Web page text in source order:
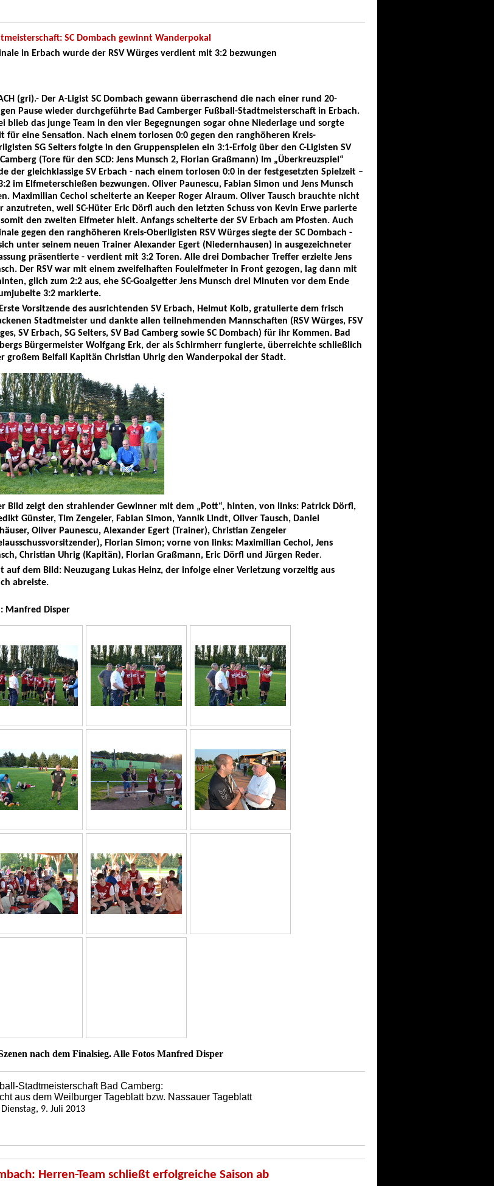
SC Dombach gewinnt Wanderpokal
in Erbach wurde der RSV Würges verdient mit 3:2 bezwungen
(gri).- Der A-Ligist SC Dombach gewann überraschend die nach einer rund 20-
Pause wieder durchgeführte Bad Camberger Fußball-Stadtmeisterschaft in Erbach.
blieb das junge Team in den vier Begegnungen sogar ohne Niederlage und sorgte
für eine Sensation. Nach einem torlosen 0:0 gegen den ranghöheren Kreis-
SG Selters folgte in den Gruppenspielen ein 3:1-Erfolg über den C-Ligisten SV
(Tore für den SCD: Jens Munsch 2, Florian Graßmann) Im „Überkreuzspiel“
der gleichklassige SV Erbach - nach einem torlosen 0:0 in der festgesetzten Spielzeit –
im Elfmeterschießen bezwungen. Oliver Paunescu, Fabian Simon und Jens Munsch
Maximilian Cechol scheiterte an Keeper Roger Alraum. Oliver Tausch brauchte nicht
anzutreten, weil SC-Hüter Eric Dörfl auch den letzten Schuss von Kevin Erwe parierte
den zweiten Elfmeter hielt. Anfangs scheiterte der SV Erbach am Pfosten. Auch
gegen den ranghöheren Kreis-Oberligisten RSV Würges siegte der SC Dombach -
unter seinem neuen Trainer Alexander Egert (Niedernhausen) in ausgezeichneter
präsentierte - verdient mit 3:2 Toren. Alle drei Dombacher Treffer erzielte Jens
Der RSV war mit einem zweifelhaften Foulelfmeter in Front gezogen, lag dann mit
glich zum 2:2 aus, ehe SC-Goalgetter Jens Munsch drei Minuten vor dem Ende
3:2 markierte.
Vorsitzende des ausrichtenden SV Erbach, Helmut Kolb, gratulierte dem frisch
Stadtmeister und dankte allen teilnehmenden Mannschaften (RSV Würges, FSV
SV Erbach, SG Selters, SV Bad Camberg sowie SC Dombach) für ihr Kommen. Bad
Bürgermeister Wolfgang Erk, der als Schirmherr fungierte, überreichte schließlich
großem Beifall Kapitän Christian Uhrig den Wanderpokal der Stadt.
Bild zeigt den strahlender Gewinner mit dem „Pott“, hinten, von links: Patrick Dörfl,
Günster, Tim Zengeler, Fabian Simon, Yannik Lindt, Oliver Tausch, Daniel
Oliver Paunescu, Alexander Egert (Trainer), Christian Zengeler
Florian Simon; vorne von links: Maximilian Cechol, Jens
Christian Uhrig (Kapitän), Florian Graßmann, Eric Dörfl und Jürgen Reder.
auf dem Bild: Neuzugang Lukas Heinz, der infolge einer Verletzung vorzeitig aus
abreiste.
Manfred Disper
nach dem Finalsieg. Alle Fotos Manfred Disper
Stadtmeisterschaft Bad Camberg:
aus dem Weilburger Tageblatt bzw. Nassauer Tageblatt
9. Juli 2013
Herren-Team schließt erfolgreiche Saison ab